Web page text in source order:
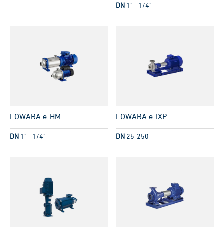
DN 1" - 1/4"
LOWARA e-HM
DN 1" - 1/4"
LOWARA e-IXP
DN 25-250